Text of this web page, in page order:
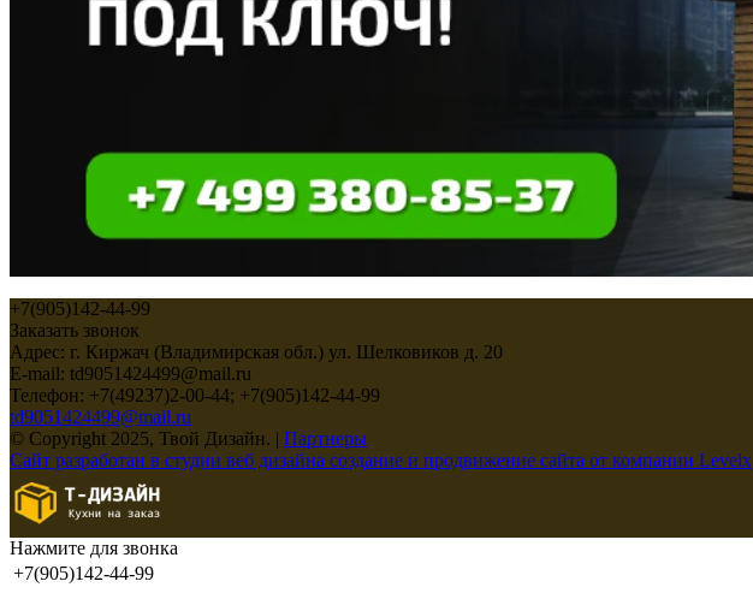
+7(905)142-44-99
Заказать звонок
Адрес: г. Киржач (Владимирская обл.) ул. Шелковиков д. 20
E-mail: td9051424499@mail.ru
Телефон: +7(49237)2-00-44; +7(905)142-44-99
td9051424499@mail.ru
© Copyright 2025, Твой Дизайн. | Партнеры
Сайт разработан в студии веб дизайна создание и продвижение сайта от компании Levelx
Нажмите для звонка
+7(905)142-44-99